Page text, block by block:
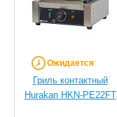
Ожидается
Гриль контактный
Hurakan HKN-PE22FT